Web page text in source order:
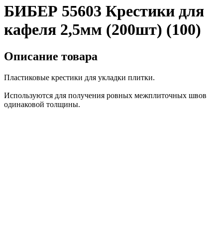
БИБЕР 55603 Крестики для
кафеля 2,5мм (200шт) (100)
Описание товара
Пластиковые крестики для укладки плитки.
Используются для получения ровных межплиточных швов
одинаковой толщины.